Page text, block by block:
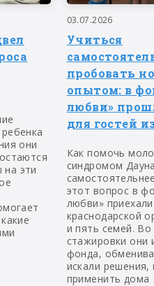
они
эти
03.07.2026
Учиться
пробовать
опытом: в
любви»
для гостей
Как помочь
синдромом
этот вопрос в
любви»
краснодарской
и пять семей.
стажировки они
фонда,
искали решения,
применить дома